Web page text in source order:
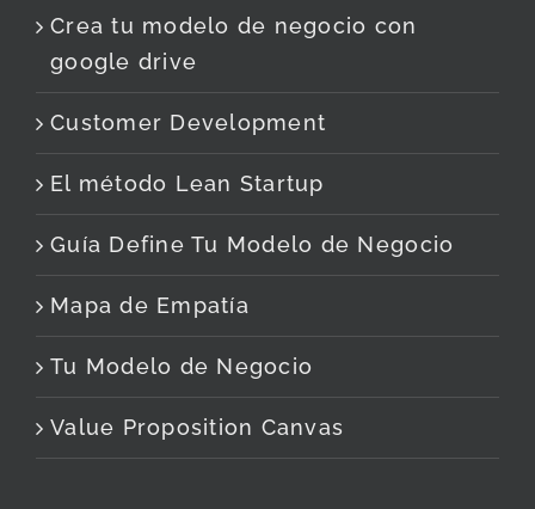
Crea tu modelo de negocio con
google drive
Customer Development
El método Lean Startup
Guía Define Tu Modelo de Negocio
Mapa de Empatía
Tu Modelo de Negocio
Value Proposition Canvas